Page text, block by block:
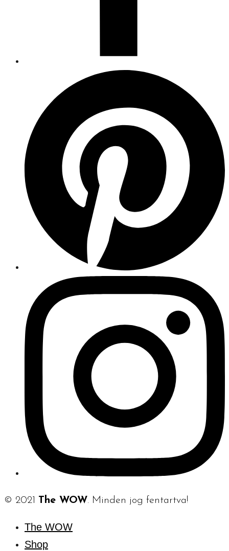
© 2021 The WOW. Minden jog fentartva!
The WOW
Shop